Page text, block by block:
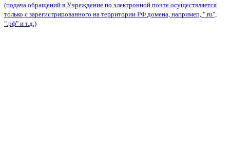
(подача обращений в Учреждение по электронной почте осуществляется
только с зарегистрированного на территории РФ домена, например, ".ru",
".рф" и т.д.)